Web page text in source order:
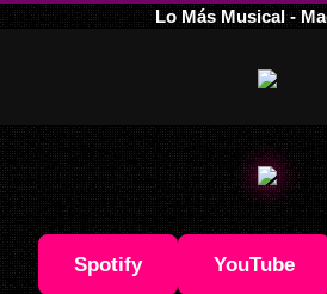
Lo Más Musical -
Spotify YouTube